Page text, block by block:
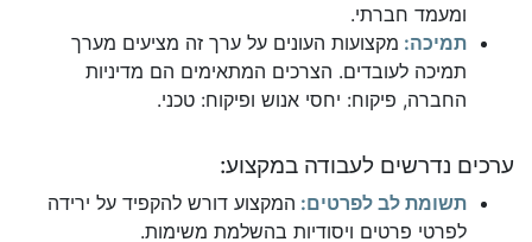
ומעמד חברתי.
תמיכה: מקצועות העונים על ערך זה מציעים מערך
תמיכה לעובדים. הצרכים המתאימים הם מדיניות
החברה, פיקוח: יחסי אנוש ופיקוח: טכני.
ערכים נדרשים לעבודה במקצוע:
תשומת לב לפרטים: המקצוע דורש להקפיד על ירידה
לפרטי פרטים ויסודיות בהשלמת משימות.